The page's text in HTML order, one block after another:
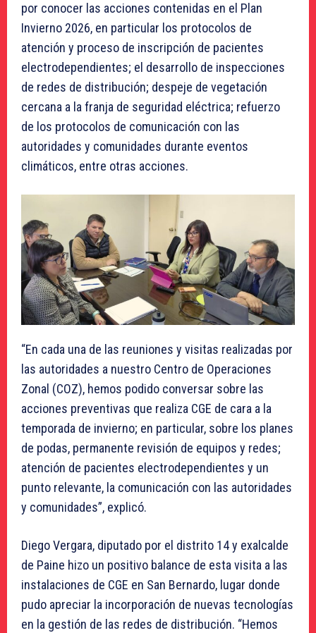
por conocer las acciones contenidas en el Plan
Invierno 2026, en particular los protocolos de
atención y proceso de inscripción de pacientes
electrodependientes; el desarrollo de inspecciones
de redes de distribución; despeje de vegetación
cercana a la franja de seguridad eléctrica; refuerzo
de los protocolos de comunicación con las
autoridades y comunidades durante eventos
climáticos, entre otras acciones.
“En cada una de las reuniones y visitas realizadas por
las autoridades a nuestro Centro de Operaciones
Zonal (COZ), hemos podido conversar sobre las
acciones preventivas que realiza CGE de cara a la
temporada de invierno; en particular, sobre los planes
de podas, permanente revisión de equipos y redes;
atención de pacientes electrodependientes y un
punto relevante, la comunicación con las autoridades
y comunidades”, explicó.
Diego Vergara, diputado por el distrito 14 y exalcalde
de Paine hizo un positivo balance de esta visita a las
instalaciones de CGE en San Bernardo, lugar donde
pudo apreciar la incorporación de nuevas tecnologías
en la gestión de las redes de distribución. “Hemos